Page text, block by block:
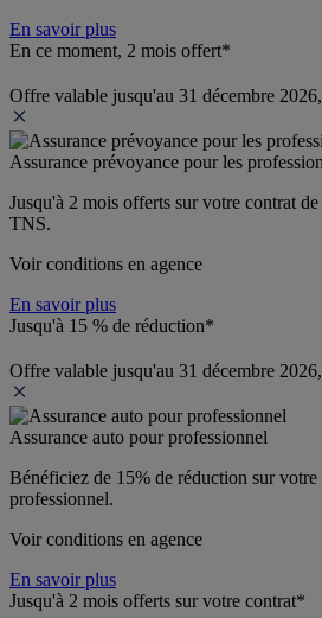
En savoir plus
En ce moment, 2 mois offert*
Offre valable jusqu'au 31 décembre
Assurance prévoyance pour les
Jusqu'à 2 mois offerts sur votre contrat
TNS.
Voir conditions en agence
En savoir plus
Jusqu'à 15 % de réduction*
Offre valable jusqu'au 31 décembre
Assurance auto pour professionnel
Bénéficiez de 15% de réduction sur votre
professionnel.
Voir conditions en agence
En savoir plus
Jusqu'à 2 mois offerts sur votre contrat*